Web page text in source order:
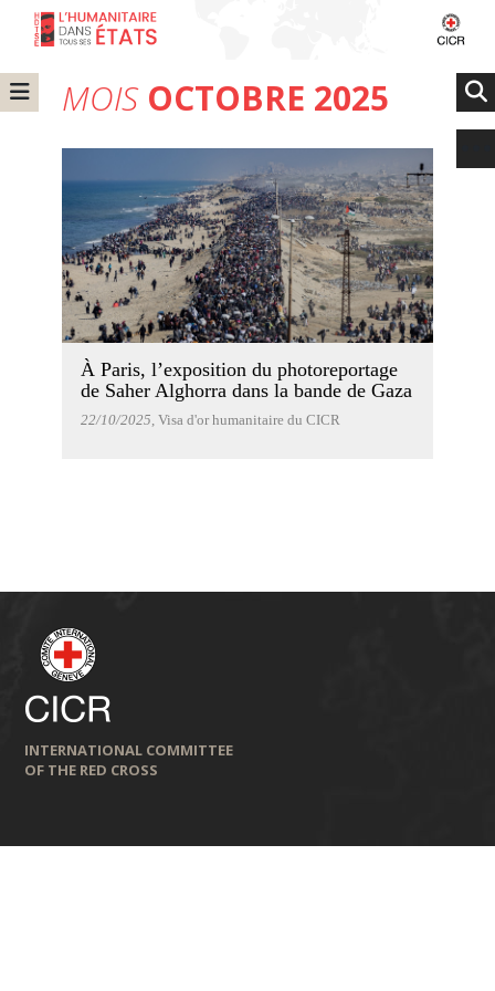
MOISOCTOBRE 2025
À Paris, l’exposition du photoreportage
de Saher Alghorra dans la bande de Gaza
22/10/2025, Visa d'or humanitaire du CICR
INTERNATIONAL COMMITTEE
OF THE RED CROSS